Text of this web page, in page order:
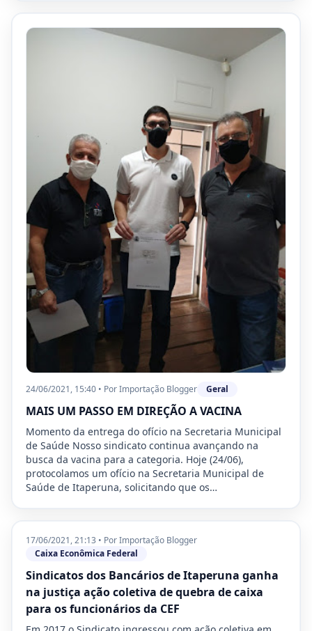
24/06/2021, 15:40 • PorImportação Blogger Geral
MAIS UM PASSO EM DIREÇÃO A VACINA
Momento da entrega do ofício na Secretaria Municipal
de Saúde Nosso sindicato continua avançando na
busca da vacina para a categoria. Hoje (24/06),
protocolamos um ofício na Secretaria Municipal de
Saúde de Itaperuna, solicitando que os…
17/06/2021, 21:13 • PorImportação Blogger
Caixa Econômica Federal
Sindicatos dos Bancários de Itaperuna ganha
na justiça ação coletiva de quebra de caixa
para os funcionários da CEF